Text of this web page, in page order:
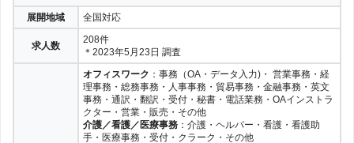
展開地域 全国対応
求人数
208件
＊2023年5月23日 調査
オフィスワーク ：事務（OA・データ入力)・ 営業事務・経
理事務・総務事務・人事事務・貿易事務・金融事務・英文
事務・通訳・翻訳・受付・秘書・電話業務・OAインストラ
クター・営業・販売・その他
介護／看護／医療事務 ：介護・ヘルパー・看護・看護助
手・医療事務・受付・クラーク・その他